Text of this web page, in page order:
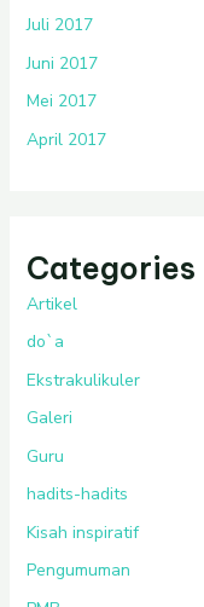
Juli 2017
Juni 2017
Mei 2017
April 2017
Categories
Artikel
do`a
Ekstrakulikuler
Galeri
Guru
hadits-hadits
Kisah inspiratif
Pengumuman